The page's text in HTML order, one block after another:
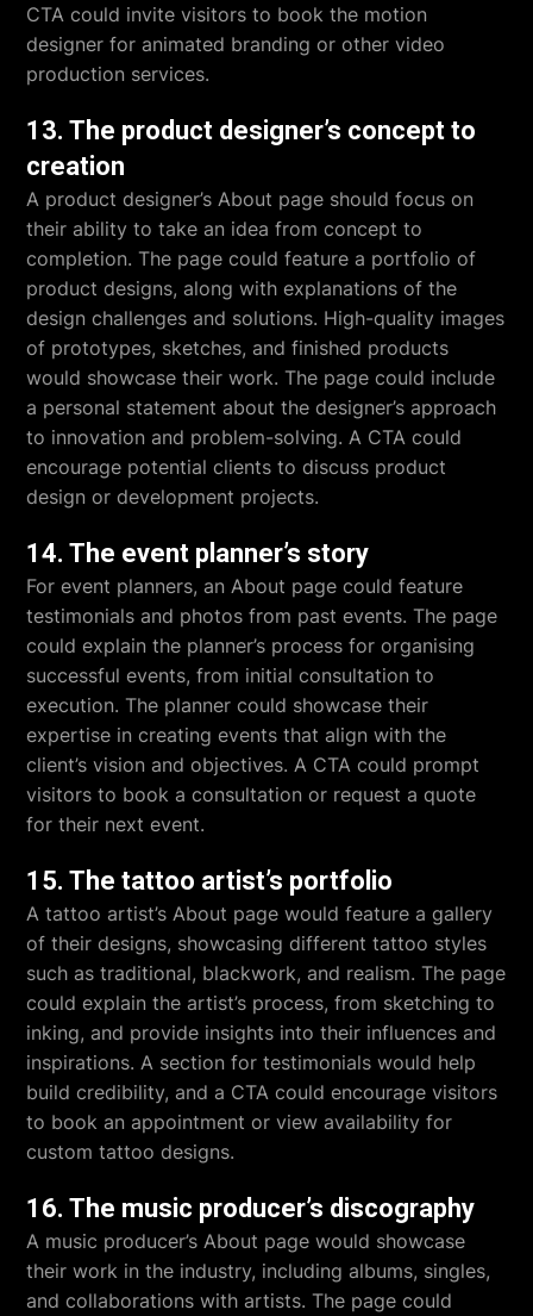
CTA could invite visitors to book the motion
designer for animated branding or other video
production services.
13. The product designer’s concept to
creation
A product designer’s About page should focus on
their ability to take an idea from concept to
completion. The page could feature a portfolio of
product designs, along with explanations of the
design challenges and solutions. High-quality images
of prototypes, sketches, and finished products
would showcase their work. The page could include
a personal statement about the designer’s approach
to innovation and problem-solving. A CTA could
encourage potential clients to discuss product
design or development projects.
14. The event planner’s story
For event planners, an About page could feature
testimonials and photos from past events. The page
could explain the planner’s process for organising
successful events, from initial consultation to
execution. The planner could showcase their
expertise in creating events that align with the
client’s vision and objectives. A CTA could prompt
visitors to book a consultation or request a quote
for their next event.
15. The tattoo artist’s portfolio
A tattoo artist’s About page would feature a gallery
of their designs, showcasing different tattoo styles
such as traditional, blackwork, and realism. The page
could explain the artist’s process, from sketching to
inking, and provide insights into their influences and
inspirations. A section for testimonials would help
build credibility, and a CTA could encourage visitors
to book an appointment or view availability for
custom tattoo designs.
16. The music producer’s discography
A music producer’s About page would showcase
their work in the industry, including albums, singles,
and collaborations with artists. The page could